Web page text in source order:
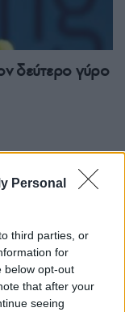
Personal
third parties, or
for
below opt-out
that after your
seeing
δεύτερο γύρο